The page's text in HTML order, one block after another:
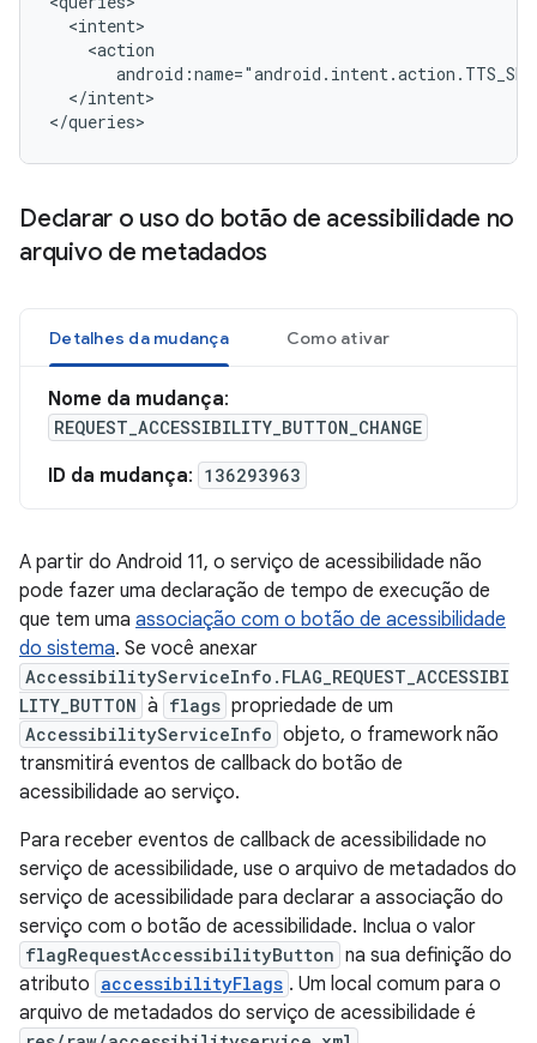
</intent>
</queries>
Declarar o uso do botão de acessibilidade no
arquivo de metadados
Detalhes da mudança Como ativar
Nome da mudança:
REQUEST_ACCESSIBILITY_BUTTON_CHANGE
ID da mudança: 136293963
A partir do Android 11, o serviço de acessibilidade não
pode fazer uma declaração de tempo de execução de
que tem uma associação com o botão de acessibilidade
do sistema. Se você anexar
AccessibilityServiceInfo.FLAG_REQUEST_ACCESSIBI
LITY_BUTTON à flags propriedade de um
AccessibilityServiceInfo objeto, o framework não
transmitirá eventos de callback do botão de
acessibilidade ao serviço.
Para receber eventos de callback de acessibilidade no
serviço de acessibilidade, use o arquivo de metadados do
serviço de acessibilidade para declarar a associação do
serviço com o botão de acessibilidade. Inclua o valor
flagRequestAccessibilityButton na sua definição do
atributo accessibilityFlags . Um local comum para o
arquivo de metadados do serviço de acessibilidade é